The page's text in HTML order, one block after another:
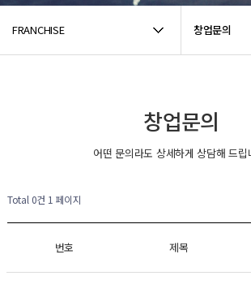
FRANCHISE 창업문의
창업문의
어떤 문의라도 상세하게 상담해 드립
Total 0건 1 페이지
번호 제목